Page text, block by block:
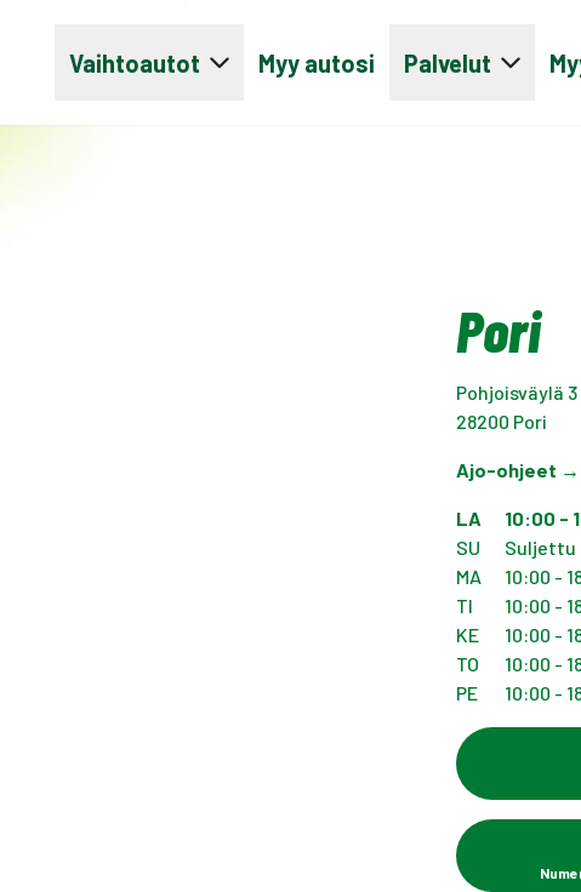
Vaihtoautot Myy autosi Palvelut
Pori
Pohjoisväylä 3
28200 Pori
Ajo-ohjeet →
LA
10:00 -
SU
Suljettu
MA
10:00 -
TI
10:00 -
KE
10:00 -
TO
10:00 -
PE
10:00 -